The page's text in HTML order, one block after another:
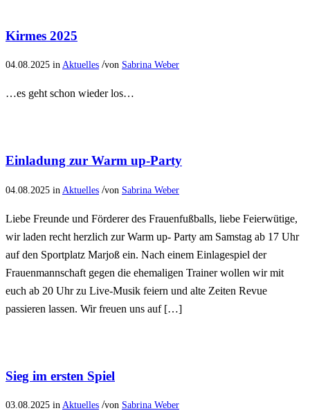
Kirmes 2025
04.08.2025 inAktuelles /von Sabrina Weber
…es geht schon wieder los…
Einladung zur Warm up-Party
04.08.2025 in Aktuelles /von Sabrina Weber
Liebe Freunde und Förderer des Frauenfußballs, liebe Feierwütige,
wir laden recht herzlich zur Warm up- Party am Samstag ab 17 Uhr
auf den Sportplatz Marjoß ein. Nach einem Einlagespiel der
Frauenmannschaft gegen die ehemaligen Trainer wollen wir mit
euch ab 20 Uhr zu Live-Musik feiern und alte Zeiten Revue
passieren lassen. Wir freuen uns auf […]
Sieg im ersten Spiel
03.08.2025 inAktuelles /von Sabrina Weber